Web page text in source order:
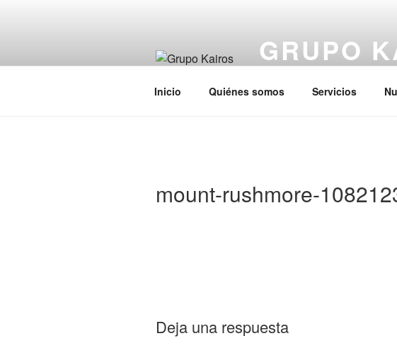
GRUPO
Inicio Quiénes somos Servicios
mount-rushmore-
Deja una respuesta